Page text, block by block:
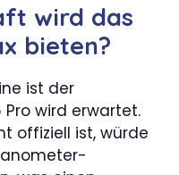
wird das
bieten?
ist der
Pro wird erwartet.
offiziell ist, würde